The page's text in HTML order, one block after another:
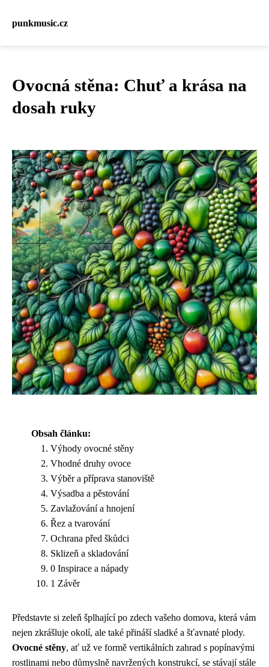
punkmusic.cz
Ovocná stěna: Chuť a krása na
dosah ruky
Obsah článku:
Výhody ovocné stěny
Vhodné druhy ovoce
Výběr a příprava stanoviště
Výsadba a pěstování
Zavlažování a hnojení
Řez a tvarování
Ochrana před škůdci
Sklizeň a skladování
0 Inspirace a nápady
1 Závěr
Představte si zeleň šplhající po zdech vašeho domova, která vám
nejen zkrášluje okolí, ale také přináší sladké a šťavnaté plody.
Ovocné stěny, ať už ve formě vertikálních zahrad s popínavými
rostlinami nebo důmyslně navržených konstrukcí, se stávají stále